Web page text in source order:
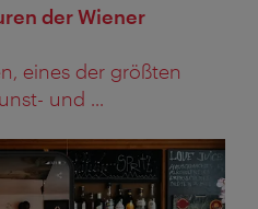
der Wiener
eines der größten
und ...